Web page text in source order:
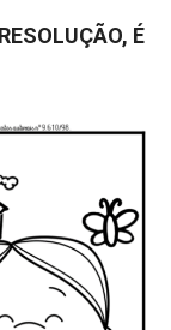
É